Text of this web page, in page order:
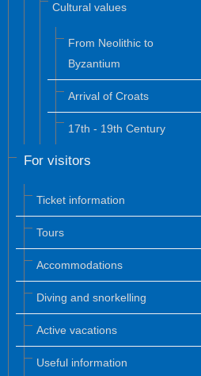
Cultural values
From Neolithic to
Byzantium
Arrival of Croats
17th - 19th Century
For visitors
Ticket information
Tours
Accommodations
Diving and snorkelling
Active vacations
Useful information